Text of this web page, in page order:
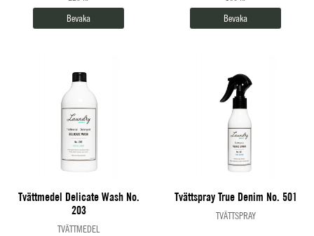
Bevaka
Bevaka
Tvättmedel Delicate Wash No.
203
TVÄTTMEDEL
Tvättspray True Denim No. 501
TVÄTTSPRAY